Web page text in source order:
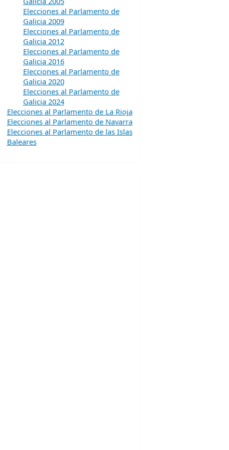
Elecciones al Parlamento de
Galicia 2009
Elecciones al Parlamento de
Galicia 2012
Elecciones al Parlamento de
Galicia 2016
Elecciones al Parlamento de
Galicia 2020
Elecciones al Parlamento de
Galicia 2024
Elecciones al Parlamento de La Rioja
Elecciones al Parlamento de Navarra
Elecciones al Parlamento de las Islas
Baleares